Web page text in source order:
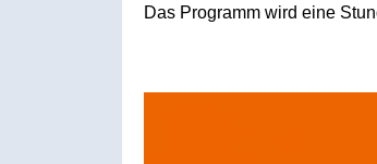
Das Programm wird eine